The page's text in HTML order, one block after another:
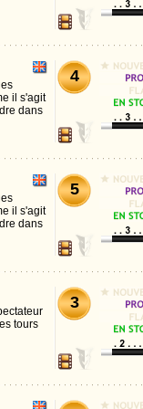
il s'agit
dans
4
il s'agit
dans
5
tours
3